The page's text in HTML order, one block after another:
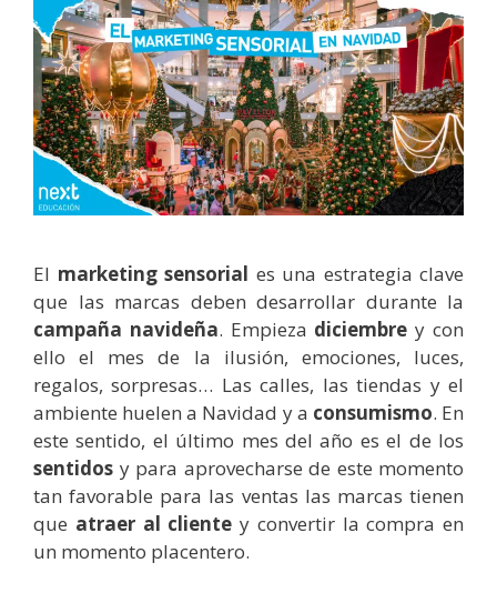
El marketing sensorial es una estrategia clave
que las marcas deben desarrollar durante la
campaña navideña. Empieza diciembre y con
ello el mes de la ilusión, emociones, luces,
regalos, sorpresas… Las calles, las tiendas y el
ambiente huelen a Navidad y a consumismo. En
este sentido, el último mes del año es el de los
sentidos y para aprovecharse de este momento
tan favorable para las ventas las marcas tienen
que atraer al cliente y convertir la compra en
un momento placentero.